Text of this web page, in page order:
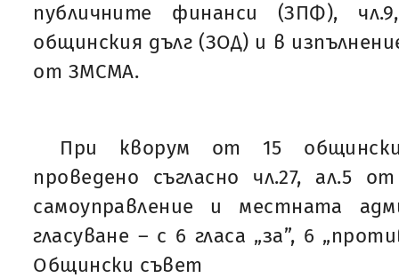
публичните финанси (ЗПФ),
общинския дълг (ЗОД) и в
от ЗМСМА.
При кворум от 15
проведено съгласно чл.27, ал.5
самоуправление и местната
гласуване – с 6 гласа „за”, 6
Общински съвет